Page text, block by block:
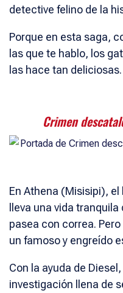
detective felino de la
Porque en esta saga,
las que te hablo, los
las hace tan deliciosas.
Crimen
En Athena (Misisipi),
lleva una vida
pasea con correa.
un famoso y engreído
Con la ayuda de
investigación llena de